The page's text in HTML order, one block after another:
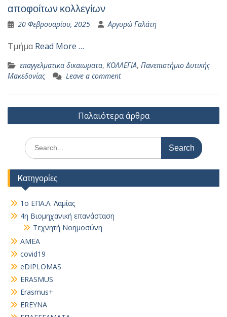
αποφοίτων κολλεγίων
20 Φεβρουαρίου, 2025 Αργυρώ Γαλάτη
ΤμήμαRead More …
επαγγελματικα δικαιωματα, ΚΟΛΛΕΓΙΑ, Πανεπιστήμιο Δυτικής
Μακεδονίας
Leave a comment
Πλοήγηση
άρθρων
Παλαιότερα άρθρα
Search
for:
Kατηγορίες
1ο ΕΠΑ.Λ. Λαμίας
4η Βιομηχανική επανάσταση
Τεχνητή Νοημοσύνη
AMEA
covid19
eDIPLOMAS
ERASMUS
Erasmus+
EREYNA